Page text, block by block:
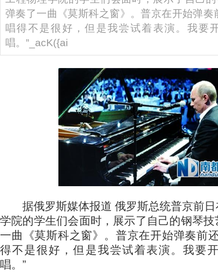
弹奏了一曲《莫斯科之窗》。普京在开始弹奏
唱得不是很好，但是我尝试着表演。我要
唱。”_acK({ai
据俄罗斯媒体报道 俄罗斯总统普京前日
学院的学生们会面时，展示了自己的钢琴
一曲《莫斯科之窗》。普京在开始弹奏前
得不是很好，但是我尝试着表演。我要
唱。”